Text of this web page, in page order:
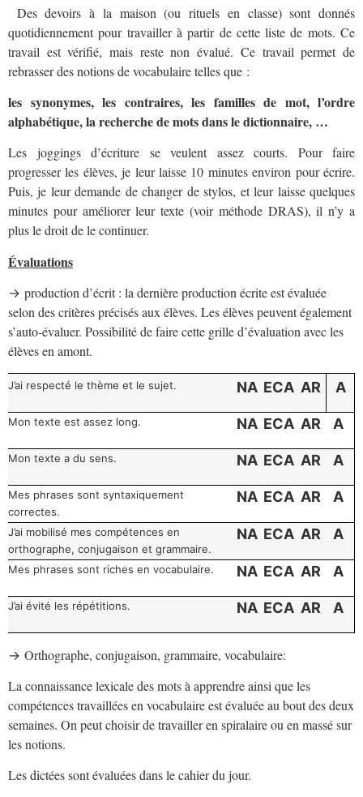
Des devoirs à la maison (ou rituels en classe) sont donnés
quotidiennement pour travailler à partir de cette liste de mots. Ce
travail est vérifié, mais reste non évalué. Ce travail permet de
rebrasser des notions de vocabulaire telles que :
les synonymes, les contraires, les familles de mot, l’ordre
alphabétique, la recherche de mots dans le dictionnaire, …
Les joggings d’écriture se veulent assez courts. Pour faire
progresser les élèves, je leur laisse 10 minutes environ pour écrire.
Puis, je leur demande de changer de stylos, et leur laisse quelques
minutes pour améliorer leur texte (voir méthode DRAS), il n’y a
plus le droit de le continuer.
Évaluations
→ production d’écrit : la dernière production écrite est évaluée
selon des critères précisés aux élèves. Les élèves peuvent également
s’auto-évaluer. Possibilité de faire cette grille d’évaluation avec les
élèves en amont.
J’ai respecté le thème et le sujet. NA ECA AR A
Mon texte est assez long. NA ECA AR A
Mon texte a du sens. NA ECA AR A
Mes phrases sont syntaxiquement
correctes.
NA ECA AR A
J’ai mobilisé mes compétences en
orthographe, conjugaison et grammaire.
NA ECA AR A
Mes phrases sont riches en vocabulaire. NA ECA AR A
J’ai évité les répétitions. NA ECA AR A
→ Orthographe, conjugaison, grammaire, vocabulaire:
La connaissance lexicale des mots à apprendre ainsi que les
compétences travaillées en vocabulaire est évaluée au bout des deux
semaines. On peut choisir de travailler en spiralaire ou en massé sur
les notions.
Les dictées sont évaluées dans le cahier du jour.